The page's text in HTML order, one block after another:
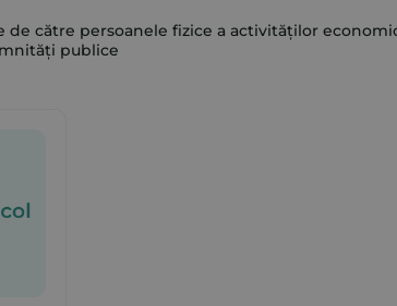
către persoanele fizice a activităților
publice